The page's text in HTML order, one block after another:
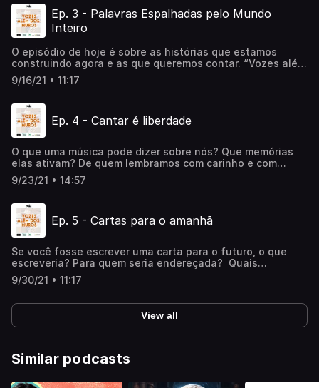
socioeducativo São Jerônimo, em Belo Horizonte, MG,
pela Zula Cia. de Teatro.
Ep. 3 - Palavras Espalhadas pelo Mundo
Inteiro
O episódio de hoje é sobre as histórias que estamos
construindo agora e as que queremos contar. “Vozes além
dos muros” é um podcast resultado do Projeto “A Arte
Como Possibilidade de Liberdade” realizado no centro
pela Zula Cia. de Teatro.
9/16/21 • 11:17
Ep. 4 - Cantar é liberdade
O que uma música pode dizer sobre nós? Que memórias
elas ativam? De quem lembramos com carinho e com
imensa saudade? “Vozes além dos muros” é um podcast
resultado do Projeto “A Arte Como Possibilidade de
Jerônimo, em Belo Horizonte, MG, pela Zula Cia. de
Teatro.
9/23/21 • 14:57
Ep. 5 - Cartas para o amanhã
Se você fosse escrever uma carta para o futuro, o que
escreveria? Para quem seria endereçada? Quais
respostas poderíamos esperar? “Vozes além dos muros” é
um podcast resultado do Projeto “A Arte Como
socioeducativo São Jerônimo, em Belo Horizonte, MG,
9/30/21 • 11:17
View all
Similar podcasts